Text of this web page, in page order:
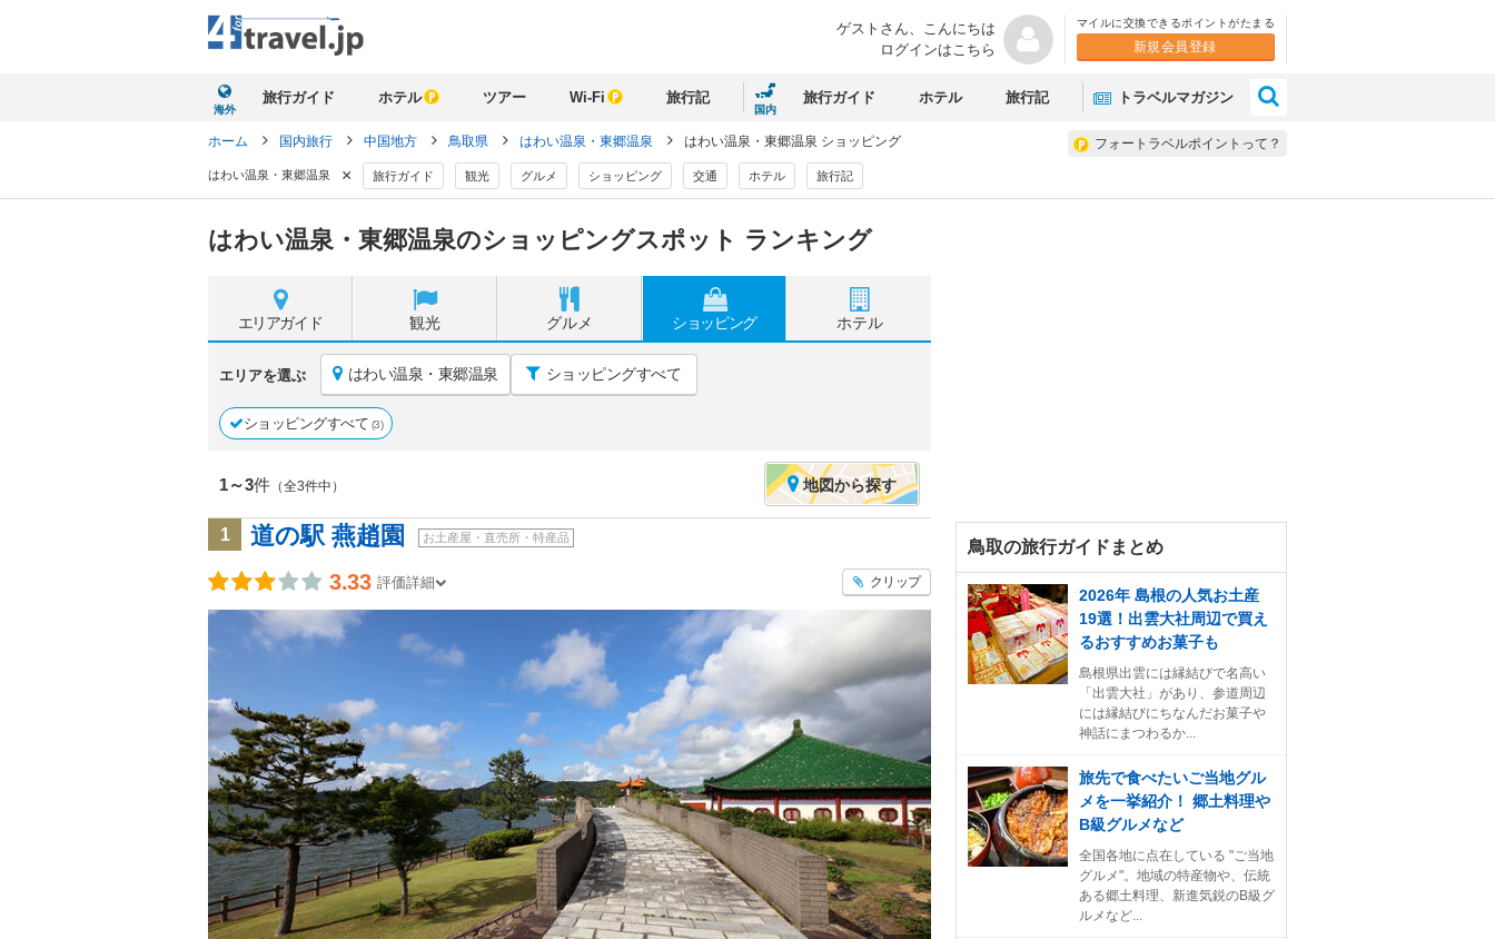
ゲストさん、 こんにちは
ログインはこちら
マイルに交換できるポイントがたまる
新規会員登録
海外
旅行ガイド ホテル ツアー Wi-Fi 旅行記
国内
旅行ガイド ホテル 旅行記 トラベルマガジン
フォートラベルポイントって？
ホーム 国内旅行 中国地方 鳥取県 はわい温泉・東郷温泉 はわい温泉・東郷温泉 ショッピング
はわい温泉・東郷温泉 × 旅行ガイド 観光 グルメ ショッピング 交通 ホテル 旅行記
はわい温泉・東郷温泉のショッピングスポット ランキング
エリアガイド 観光 グルメ ショッピング ホテル
エリアを選ぶ はわい温泉・東郷温泉 ショッピングすべて
ショッピングすべて (3)
1～3件 （全3件中） 地図から探す
1 道の駅 燕趙園 お土産屋・直売所・特産品
3.33 評価詳細 クリップ
鳥取の旅行ガイドまとめ
2026年 島根の人気お土産
19選！出雲大社周辺で買え
るおすすめお菓子も
島根県出雲には縁結びで名高い
「出雲大社」があり、参道周辺
には縁結びにちなんだお菓子や
神話にまつわるか...
旅先で食べたいご当地グル
メを一挙紹介！ 郷土料理や
B級グルメなど
全国各地に点在している "ご当地
グルメ"。地域の特産物や、伝統
ある郷土料理、新進気鋭のB級グ
ルメなど...